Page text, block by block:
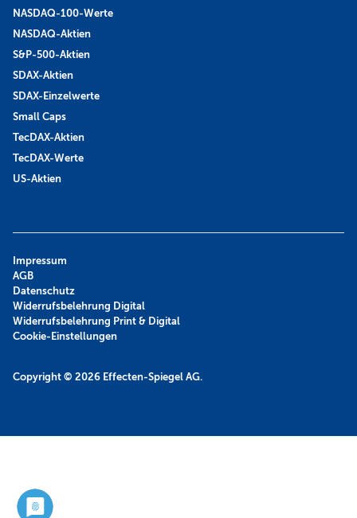
NASDAQ-100-Werte
NASDAQ-Aktien
S&P-500-Aktien
SDAX-Aktien
SDAX-Einzelwerte
Small Caps
TecDAX-Aktien
TecDAX-Werte
US-Aktien
Copyright © 2026 Effecten-Spiegel AG.
Impressum
AGB
Datenschutz
Widerrufsbelehrung Digital
Widerrufsbelehrung Print & Digital
Cookie-Einstellungen